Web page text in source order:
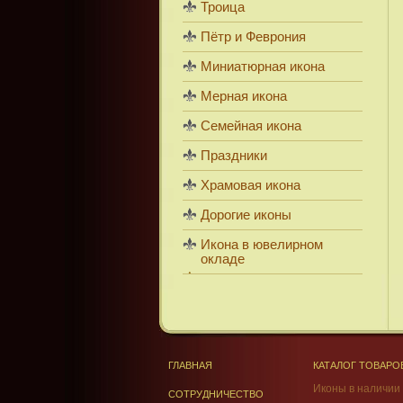
Троица
Пётр и Феврония
Миниатюрная икона
Мерная икона
Семейная икона
Праздники
Храмовая икона
Дорогие иконы
Икона в ювелирном
окладе
ГЛАВНАЯ
СОТРУДНИЧЕСТВО
КАТАЛОГ
Иконы в наличии